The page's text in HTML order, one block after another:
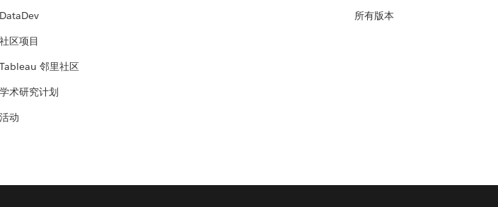
DataDev
社区项目
Tableau 邻里社区
学术研究计划
活动
所有版本